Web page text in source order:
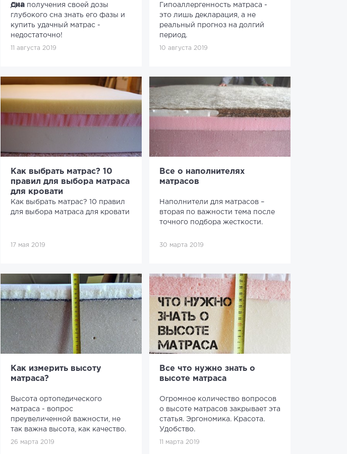
сна
Для получения своей дозы
глубокого сна знать его фазы и
купить удачный матрас -
недостаточно!
11 августа 2019
Гипоаллергенность матраса -
это лишь декларация, а не
реальный прогноз на долгий
период.
10 августа 2019
Как выбрать матрас? 10
правил для выбора матраса
для кровати
Как выбрать матрас? 10 правил
для выбора матраса для кровати
17 мая 2019
Все о наполнителях
матрасов
Наполнители для матрасов –
вторая по важности тема после
точного подбора жесткости.
30 марта 2019
Как измерить высоту
матраса?
Высота ортопедического
матраса - вопрос
преувеличенной важности, не
так важна высота, как качество.
26 марта 2019
Все что нужно знать о
высоте матраса
Огромное количество вопросов
о высоте матрасов закрывает эта
статья. Эргономика. Красота.
Удобство.
11 марта 2019